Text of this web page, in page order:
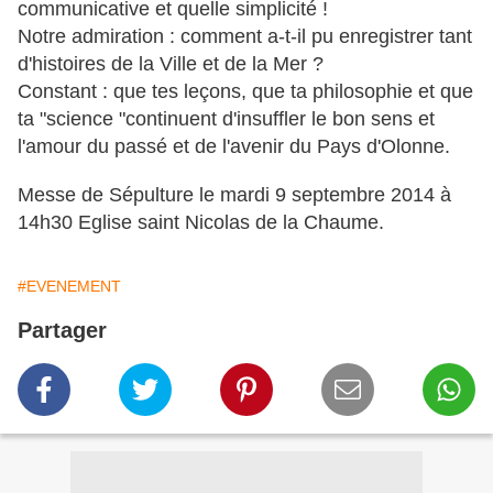
communicative et quelle simplicité !
Notre admiration : comment a-t-il pu enregistrer tant
d'histoires de la Ville et de la Mer ?
Constant : que tes leçons, que ta philosophie et que
ta "science "continuent d'insuffler le bon sens et
l'amour du passé et de l'avenir du Pays d'Olonne.
Messe de Sépulture le mardi 9 septembre 2014 à
14h30 Eglise saint Nicolas de la Chaume.
#EVENEMENT
Partager